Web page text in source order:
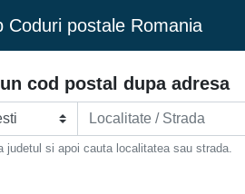
Coduri postale Romania
cod postal dupa adresa
judetul si apoi cauta localitatea sau strada.